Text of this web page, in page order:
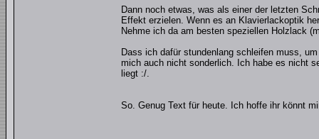
Dann noch etwas, was als einer der letzten
Effekt erzielen. Wenn es an Klavierlackoptik
Nehme ich da am besten speziellen Holzlack
Dass ich dafür stundenlang schleifen muss,
mich auch nicht sonderlich. Ich habe es nicht
liegt :/.
So. Genug Text für heute. Ich hoffe ihr könnt